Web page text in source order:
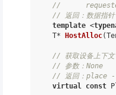
//
// 返回：数据指
template <
T* HostAlloc(
// 获取设备上下
// 参数：None
// 返回：place -
virtual const